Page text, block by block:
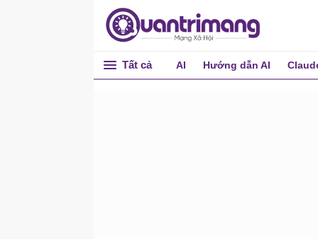
Tất cả AI Hướng dẫn AI
query
qwinsta (query session)
quser (query user)
qprocess (query process)